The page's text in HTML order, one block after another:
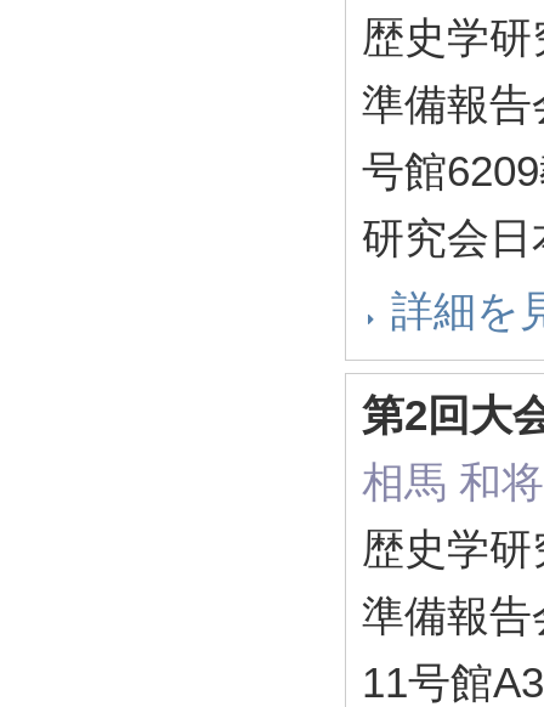
歴史学
準備報
号館
研究会
詳細を
第2回大
相馬 和将
歴史学
準備報
11号館